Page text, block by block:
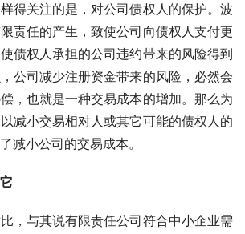
得关注的是，对公司债权人的保护。波
责任的产生，致使公司向债权人支付更
债权人承担的公司违约带来的风险得到
公司减少注册资金带来的风险，必然会
，也就是一种交易成本的增加。那么为
减小交易相对人或其它可能的债权人的
减小公司的交易成本。
，与其说有限责任公司符合中小企业需